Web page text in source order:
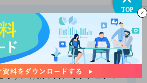
情報量で金額は変わります
大きく差が出るのは、このイラ
です。背景や人、オブジェクト
TOP